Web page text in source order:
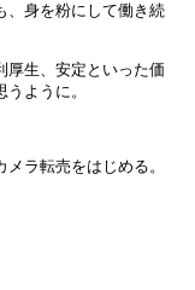
、身を粉にして働き続
厚生、安定といった価
ように。
ラ転売をはじめる。